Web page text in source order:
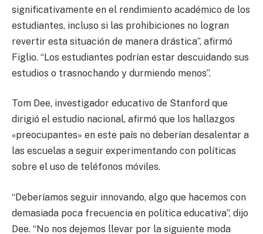
significativamente en el rendimiento académico de los
estudiantes, incluso si las prohibiciones no logran
revertir esta situación de manera drástica”, afirmó
Figlio. “Los estudiantes podrían estar descuidando sus
estudios o trasnochando y durmiendo menos”.
Tom Dee, investigador educativo de Stanford que
dirigió el estudio nacional, afirmó que los hallazgos
«preocupantes» en este país no deberían desalentar a
las escuelas a seguir experimentando con políticas
sobre el uso de teléfonos móviles.
“Deberíamos seguir innovando, algo que hacemos con
demasiada poca frecuencia en política educativa”, dijo
Dee. “No nos dejemos llevar por la siguiente moda